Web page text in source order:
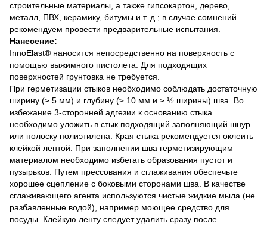
строительные материалы, а также гипсокартон, дерево,
металл, ПВХ, керамику, битумы и т. д.; в случае сомнений
рекомендуем провести предварительные испытания.
Нанесение:
InnoElast® наносится непосредственно на поверхность с
помощью выжимного пистолета. Для подходящих
поверхностей грунтовка не требуется.
При герметизации стыков необходимо соблюдать достаточную
ширину (≥ 5 мм) и глубину (≥ 10 мм и ≥ ½ ширины) шва. Во
избежание 3-сторонней адгезии к основанию стыка
необходимо уложить в стык подходящий заполняющий шнур
или полоску полиэтилена. Края стыка рекомендуется оклеить
клейкой лентой. При заполнении шва герметизирующим
материалом необходимо избегать образования пустот и
пузырьков. Путем прессования и сглаживания обеспечьте
хорошее сцепление с боковыми сторонами шва. В качестве
сглаживающего агента используются чистые жидкие мыла (не
разбавленные водой), например моющее средство для
посуды. Клейкую ленту следует удалить сразу после